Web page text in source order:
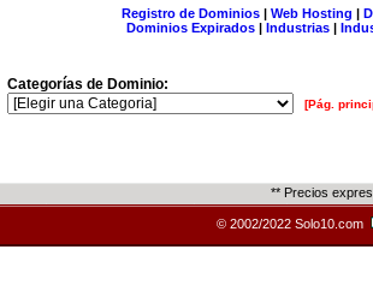
Registro de Dominios| Web Hosting |
Dominios Expirados | Industrias |
Categorías de Dominio:
[Pág.
** Precios
© 2002/2022 Solo10.com